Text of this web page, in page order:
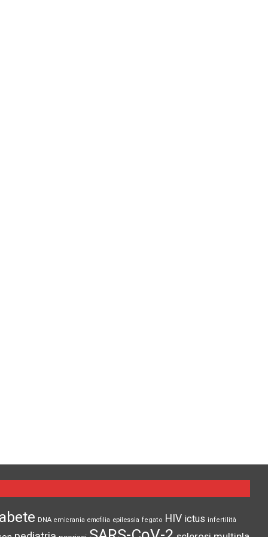
DNA emicrania emofilia epilessia fegato HIV ictus infertilità